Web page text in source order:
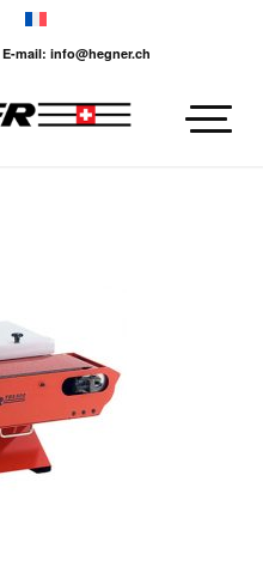
mail: info@hegner.ch